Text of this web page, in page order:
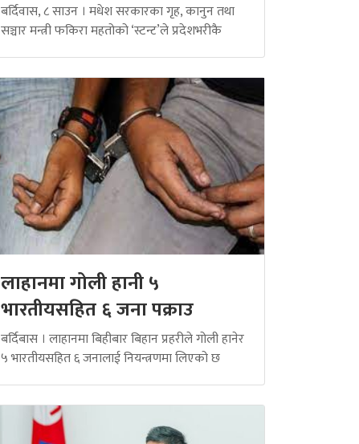
बर्दिवास, ८ साउन । मधेश सरकारका गृह, कानुन तथा
सञ्चार मन्त्री फकिरा महतोको ‘स्टन्ट’ले प्रदेशभरीकै
लाहानमा गोली हानी ५
भारतीयसहित ६ जना पक्राउ
बर्दिबास । लाहानमा बिहीबार बिहान प्रहरीले गोली हानेर
५ भारतीयसहित ६ जनालाई नियन्त्रणमा लिएको छ